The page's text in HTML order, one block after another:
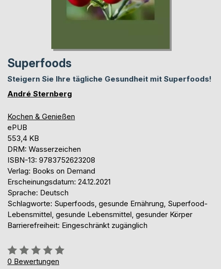
Superfoods
Steigern Sie Ihre tägliche Gesundheit mit Superfoods!
André Sternberg
Kochen & Genießen
ePUB
553,4 KB
DRM: Wasserzeichen
ISBN-13: 9783752623208
Verlag: Books on Demand
Erscheinungsdatum: 24.12.2021
Sprache: Deutsch
Schlagworte: Superfoods, gesunde Ernährung, Superfood-
Lebensmittel, gesunde Lebensmittel, gesunder Körper
Barrierefreiheit: Eingeschränkt zugänglich
Bewertung::
0%
0 Bewertungen